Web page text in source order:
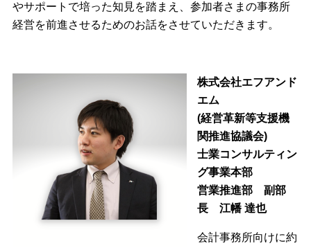
やサポートで培った知見を踏まえ、参加者さまの事務所
経営を前進させるためのお話をさせていただきます。
株式会社エフアンド
エム
(経営革新等支援機
関推進協議会)
士業コンサルティン
グ事業本部
営業推進部 副部
長
江幡 達也
会計事務所向けに約